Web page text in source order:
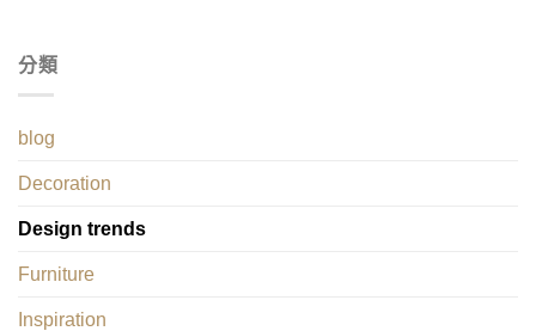
分類
blog
Decoration
Design trends
Furniture
Inspiration